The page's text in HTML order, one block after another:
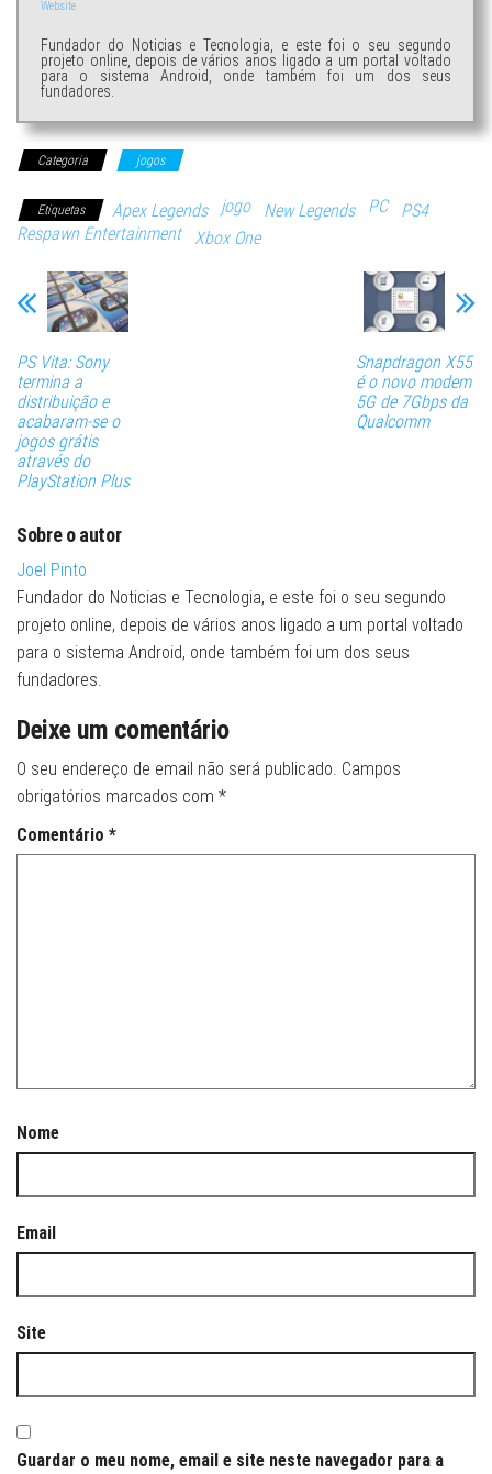
Website
Fundador do Noticias e Tecnologia, e este foi o seu segundo
projeto online, depois de vários anos ligado a um portal voltado
para o sistema Android, onde também foi um dos seus
fundadores.
Categoria jogos
Etiquetas Apex Legends jogo New Legends PC
PS4
Respawn Entertainment
Xbox One
PS Vita: Sony
termina a
distribuição e
acabaram-se o
jogos grátis
através do
PlayStation Plus
Snapdragon X55
é o novo modem
5G de 7Gbps da
Qualcomm
Sobre o autor
Joel Pinto
Fundador do Noticias e Tecnologia, e este foi o seu segundo
projeto online, depois de vários anos ligado a um portal voltado
para o sistema Android, onde também foi um dos seus
fundadores.
Deixe um comentário
O seu endereço de email não será publicado. Campos
obrigatórios marcados com *
Comentário *
Nome
Email
Site
Guardar o meu nome, email e site neste navegador para a